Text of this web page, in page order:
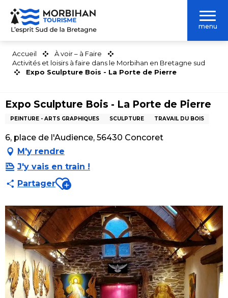
Aller
contenu
menu
Accueil
À voir – à Faire
Activités et loisirs à faire dans le Morbihan en Bretagne sud
Expo Sculpture Bois - La Porte de Pierre
Expo Sculpture Bois - La Porte de Pierre
PEINTURE - ARTS GRAPHIQUES SCULPTURE TRAVAIL DU BOIS
6, place de l'Audience, 56430 Concoret
M'y rendre
J'y vais en train !
PartagerAjouter aux favoris